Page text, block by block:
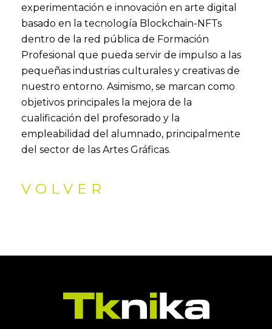
experimentación e innovación en arte digital
basado en la tecnología Blockchain-NFTs
dentro de la red pública de Formación
Profesional que pueda servir de impulso a las
pequeñas industrias culturales y creativas de
nuestro entorno. Asimismo, se marcan como
objetivos principales la mejora de la
cualificación del profesorado y la
empleabilidad del alumnado, principalmente
del sector de las Artes Gráficas.
VOLVER